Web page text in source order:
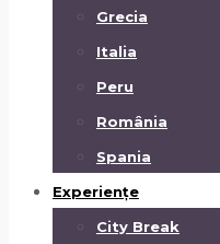
Grecia
Italia
Peru
România
Spania
Experiențe
City Break